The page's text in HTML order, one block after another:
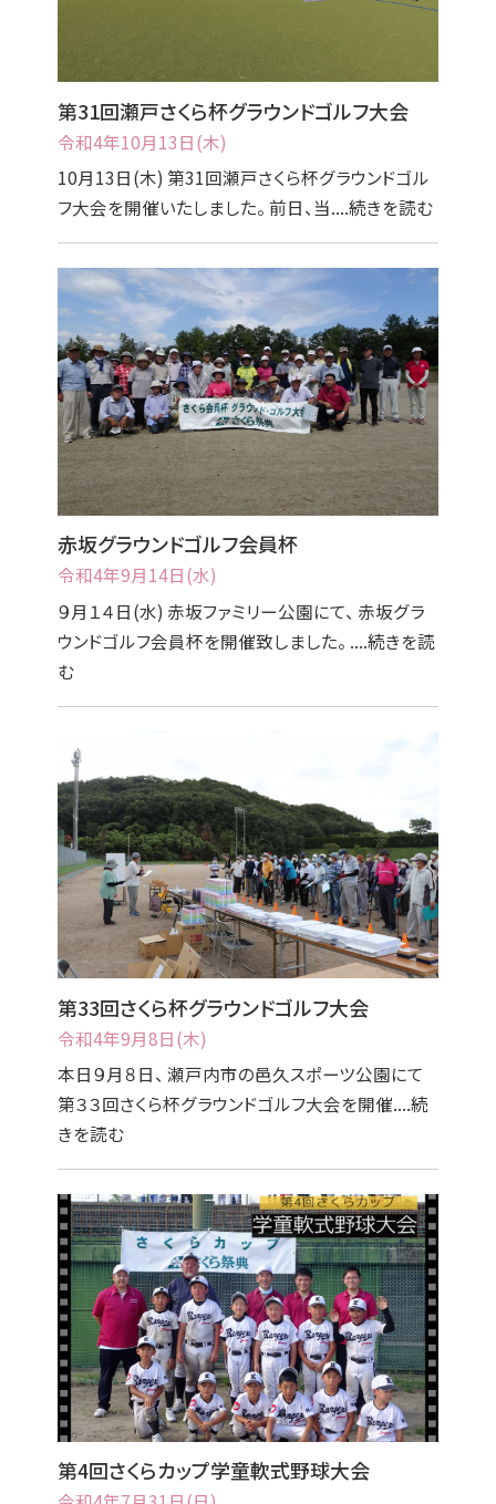
第31回瀬戸さくら杯グラウンドゴルフ大会
令和4年10月13日(木)
10月13日(木) 第31回瀬戸さくら杯グラウンドゴル
フ大会を開催いたしました。 前日、当....続きを読む
赤坂グラウンドゴルフ会員杯
令和4年9月14日(水)
９月１４日(水) 赤坂ファミリー公園にて、 赤坂グラ
ウンドゴルフ会員杯を開催致しました。 ....続きを読
む
第33回さくら杯グラウンドゴルフ大会
令和4年9月8日(木)
本日９月８日、 瀬戸内市の邑久スポーツ公園にて
第３３回さくら杯グラウンドゴルフ大会を開催....続
きを読む
第4回さくらカップ学童軟式野球大会